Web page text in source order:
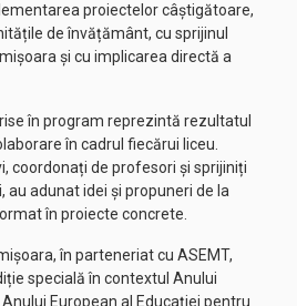
proiectelor câștigătoare,
de învățământ, cu sprijinul
și cu implicarea directă a
în program reprezintă rezultatul
în cadrul fiecărui liceu.
coordonați de profesori și sprijiniți
au adunat idei și propuneri de la
în proiecte concrete.
în parteneriat cu ASEMT,
specială în contextul Anului
European al Educației pentru